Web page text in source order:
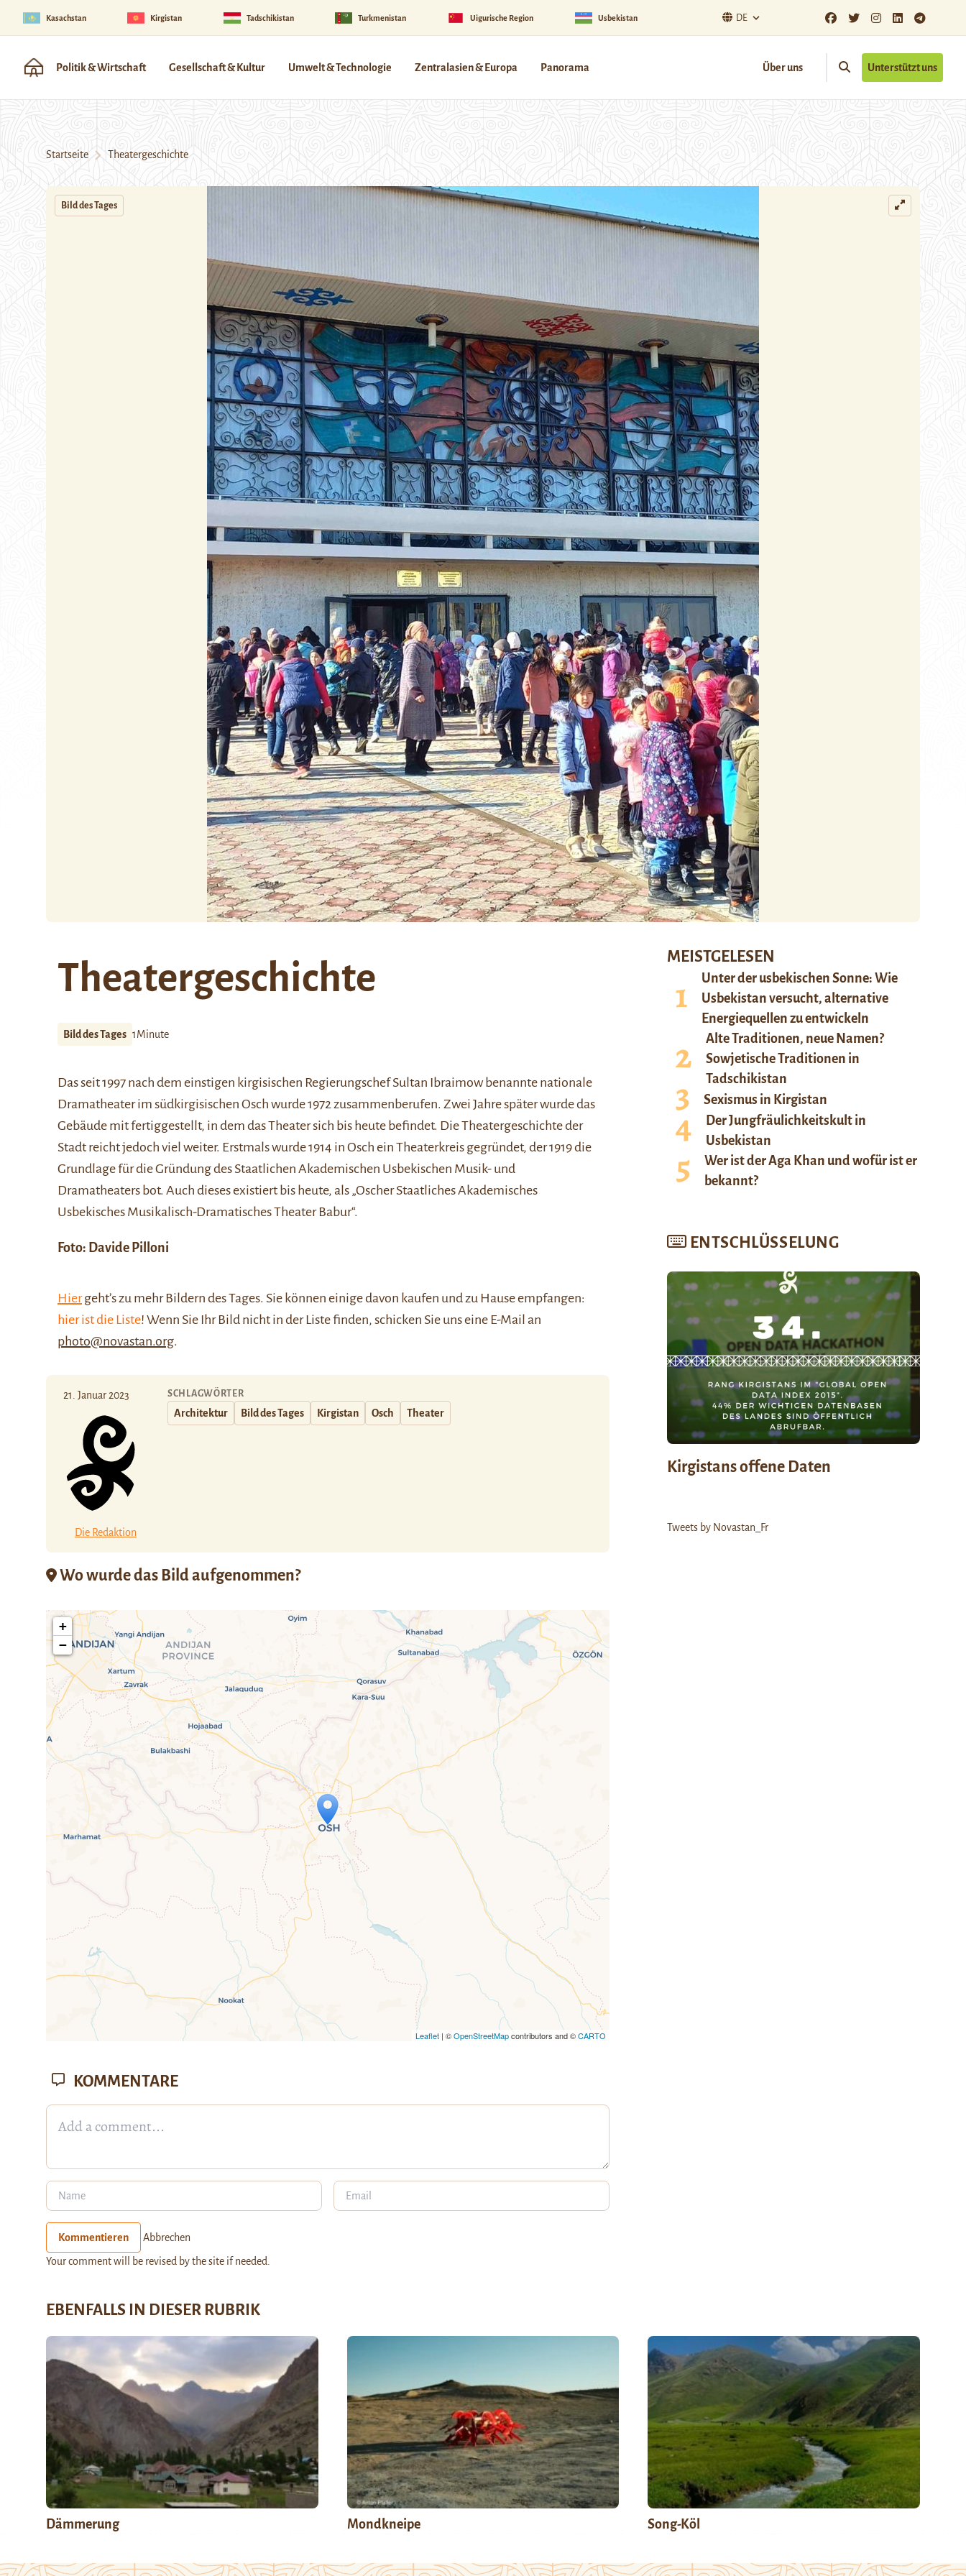
Kasachstan Kirgistan Tadschikistan Turkmenistan Uigurische Region Usbekistan DE
Politik & Wirtschaft Gesellschaft & Kultur Umwelt & Technologie Zentralasien & Europa Panorama Über uns Unterstützt uns
Startseite Theatergeschichte
Bild des Tages
Theatergeschichte
Bild des Tages 1Minute
Das seit 1997 nach dem einstigen kirgisischen Regierungschef Sultan Ibraimow benannte nationale
Dramatheater im südkirgisischen Osch wurde 1972zusammenberufen. Zwei Jahre später wurde das
Gebäude mit fertiggestellt, in dem das Theater sich bis heute befindet. Die Theatergeschichte der
Stadt reicht jedoch viel weiter. Erstmals wurde 1914 in Osch ein Theaterkreis gegründet, der 1919 die
Grundlage für die Gründung des Staatlichen Akademischen Usbekischen Musik- und
Dramatheaters bot. Auch diesesexistiert bis heute, als „Oscher Staatliches Akademisches
Usbekisches Musikalisch-Dramatisches Theater Babur“.
Foto: Davide Pilloni
Hiergeht’s zu mehr Bildern des Tages. Sie können einige davon kaufen und zu Hause empfangen:
hier ist die Liste! Wenn Sie Ihr Bild nicht in der Liste finden, schicken Sie uns eine E-Mail an
photo@novastan.org.
21. Januar 2023
Die Redaktion
SCHLAGWÖRTER
Architektur Bild des Tages Kirgistan Osch Theater
Wo wurde das Bild aufgenommen?
Travelers' Map wird geladen …
Wenn du dies siehst, nachdem deine Seite vollständig geladen wurde,
fehlen leafletJS-Dateien.
+
−
Leaflet | ©OpenStreetMapcontributors and ©CARTO
MEISTGELESEN
Unter der usbekischen Sonne: Wie
Usbekistan versucht, alternative
Energiequellen zu entwickeln
Alte Traditionen, neue Namen?
Sowjetische Traditionen in
Tadschikistan
Sexismus in Kirgistan
Der Jungfräulichkeitskult in
Usbekistan
Wer ist der Aga Khan und wofür ist er
bekannt?
ENTSCHLÜSSELUNG
Kirgistans offene Daten
Tweets by Novastan_Fr
KOMMENTARE
Kommentieren Abbrechen
Your comment will be revised by the site if needed.
EBENFALLS IN DIESER RUBRIK
Dämmerung Mondkneipe Song-Köl